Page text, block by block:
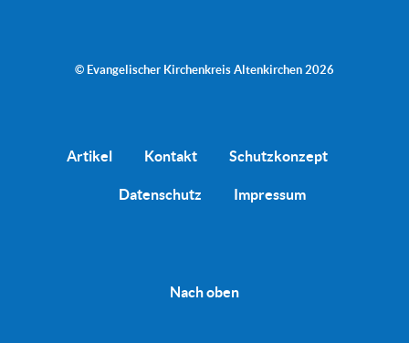
© Evangelischer Kirchenkreis Altenkirchen 2026
Artikel Kontakt Schutzkonzept
Datenschutz Impressum
Nach oben